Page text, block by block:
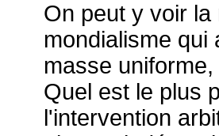
On peut y voir
mondialisme qui
masse
Quel est le plus
l'intervention